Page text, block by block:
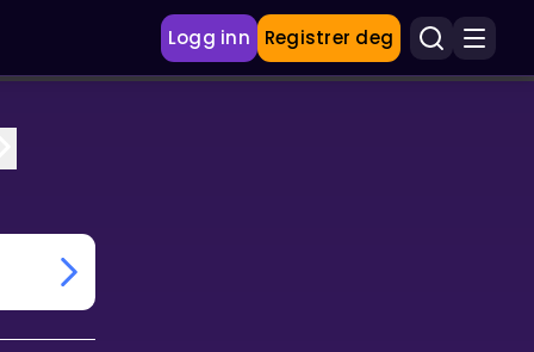
Logg inn Registrer deg